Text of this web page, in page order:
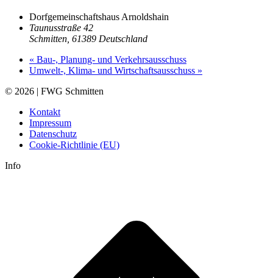
Dorfgemeinschaftshaus Arnoldshain
Taunusstraße 42
Schmitten 61389 Deutschland
« Bau-, Planung- und Verkehrsausschuss
Umwelt-, Klima- und Wirtschaftsausschuss »
© 2026 | FWG Schmitten
Kontakt
Impressum
Datenschutz
Cookie-Richtlinie (EU)
Info